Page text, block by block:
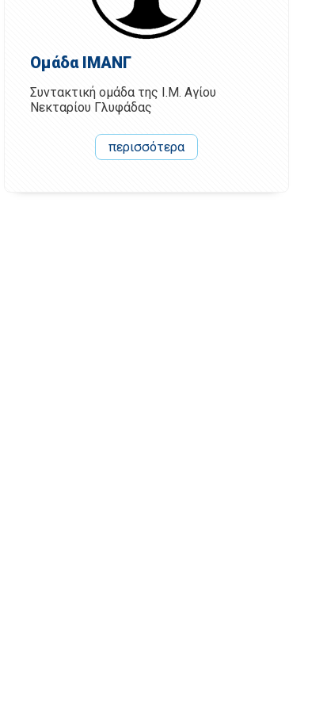
Ομάδα ΙΜΑΝΓ
Συντακτική ομάδα της Ι.Μ. Αγίου
Νεκταρίου Γλυφάδας
περισσότερα